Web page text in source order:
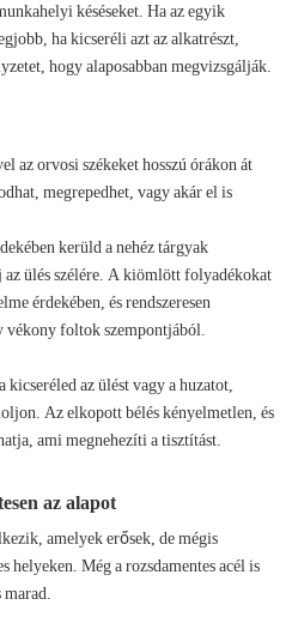
késéseket. Ha az egyik
ha kicseréli azt az alkatrészt,
hogy alaposabban megvizsgálják.
az orvosi székeket hosszú órákon át
megrepedhet, vagy akár el is
kerüld a nehéz tárgyak
az ülés szélére. A kiömlött folyadékokat
érdekében, és rendszeresen
vékony foltok szempontjából.
az ülést vagy a huzatot,
Az elkopott bélés kényelmetlen, és
ami megnehezíti a tisztítást.
az alapot
amelyek erősek, de mégis
helyeken. Még a rozsdamentes acél is
marad.